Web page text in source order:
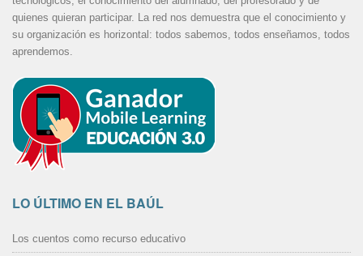
quienes quieran participar. La red nos demuestra que el conocimiento y
su organización es horizontal: todos sabemos, todos enseñamos, todos
aprendemos.
LO ÚLTIMO EN EL BAÚL
Los cuentos como recurso educativo